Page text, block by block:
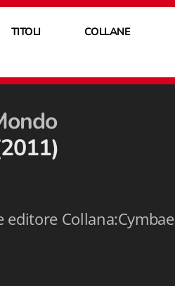
TITOLI COLLANE
Collana:Cymbae